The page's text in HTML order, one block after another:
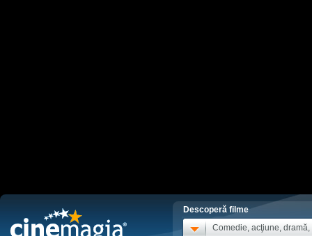
Descoperă filme
Comedie, acţiune, dramă,